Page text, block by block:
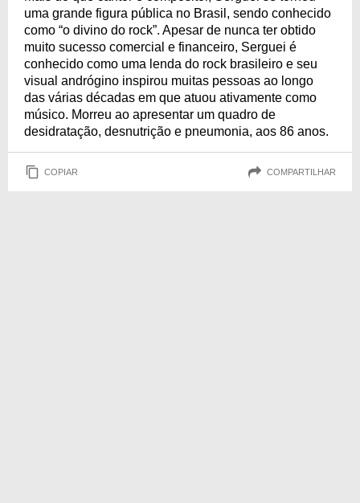
uma grande figura pública no Brasil, sendo conhecido
como “o divino do rock”. Apesar de nunca ter obtido
muito sucesso comercial e financeiro, Serguei é
conhecido como uma lenda do rock brasileiro e seu
visual andrógino inspirou muitas pessoas ao longo
das várias décadas em que atuou ativamente como
músico. Morreu ao apresentar um quadro de
desidratação, desnutrição e pneumonia, aos 86 anos.
COPIAR COMPARTILHAR